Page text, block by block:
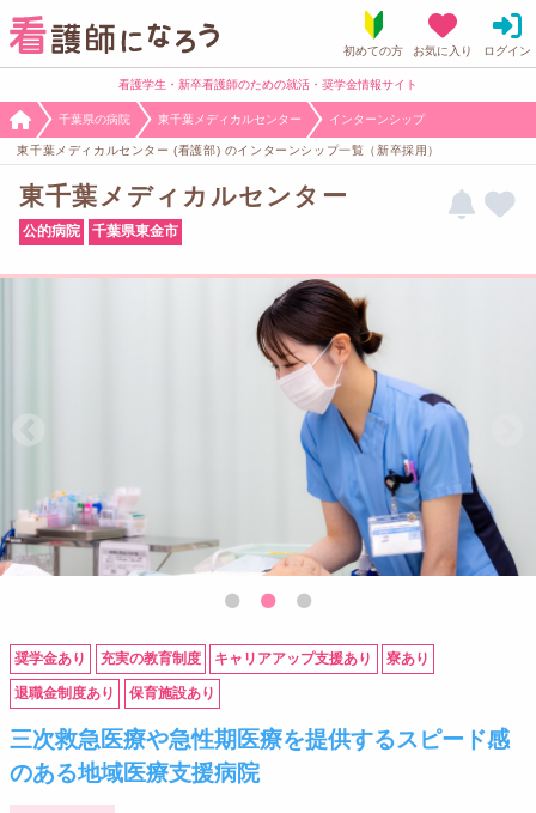
看護学生・新卒看護師のための就活・奨学金情報サイト
千葉県の病院 東千葉メディカルセンター インターンシップ
東千葉メディカルセンター (看護部) のインターンシップ一覧（新卒採用）
東千葉メディカルセンター
公的病院 千葉県東金市
奨学金あり 充実の教育制度 キャリアアップ支援あり 寮あり
退職金制度あり 保育施設あり
三次救急医療や急性期医療を提供するスピード感
のある地域医療支援病院